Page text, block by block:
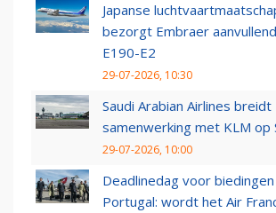
Japanse
bezorgt Embraer
E190-E2
29-07-2026, 10:30
Saudi Arabian Airlines breidt
samenwerking met KLM op
29-07-2026, 10:00
Deadlinedag voor
Portugal: wordt het Air